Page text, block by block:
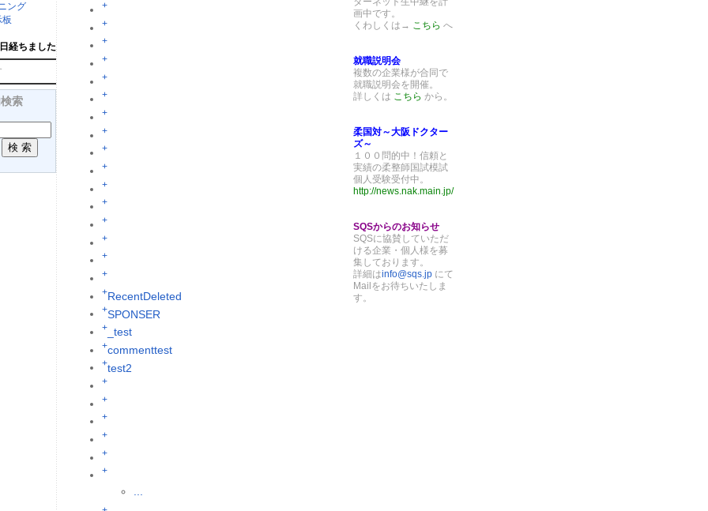
ング
板
経ちました
索
+
+
+
+
+
+
+
+
+
+
+
+
+
+
+
+
+RecentDeleted
+SPONSER
+_test
+commenttest
+test2
+
+
+
+
+
+
画中です。
くわしくは→ こちら へ
就職説明会
複数の企業様が合同で
就職説明会を開催。
詳しくは こちら から。
柔国対～大阪ドクター
ズ～
１００問的中！信頼と
実績の柔整師国試模試
個人受験受付中。
http://news.nak.main.jp/
SQSからのお知らせ
SQSに協賛していただ
ける企業・個人様を募
集しております。
詳細はinfo@sqs.jp にて
Mailをお待ちいたしま
す。